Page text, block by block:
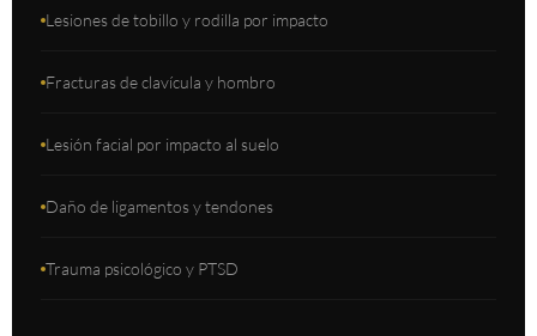
Lesiones de tobillo y rodilla por impacto
Fracturas de clavícula y hombro
Lesión facial por impacto al suelo
Daño de ligamentos y tendones
Trauma psicológico y PTSD